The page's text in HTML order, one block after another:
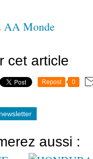
AA Monde
cet article
Repost 0
aussi :